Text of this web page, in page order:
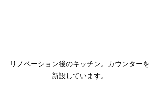
リノベーション後のキッチン。カウンターを
新設しています。